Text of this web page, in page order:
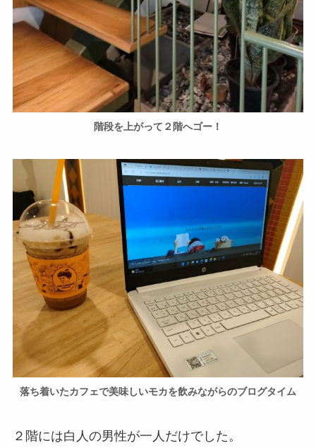
階段を上がって２階へゴー！
落ち着いたカフェで美味しいモカを飲みながらのブログタイム
２階には白人の男性が一人だけでした。